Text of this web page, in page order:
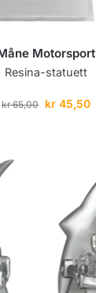
Motorsport
Resina-statuett
kr65,00 kr 45,50